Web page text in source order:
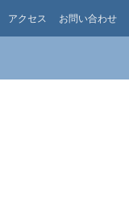
アクセス お問い合わせ